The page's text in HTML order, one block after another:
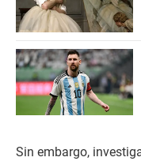
Sin embargo,